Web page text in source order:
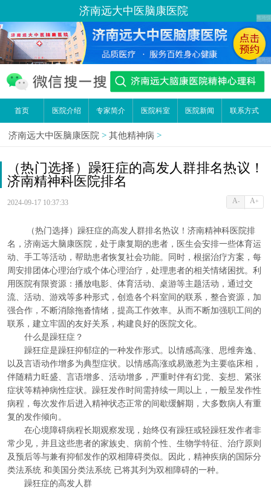
济南远大中医脑康医院
首页 医院介绍 专家简介 医院科室 医院新闻 联系方式
济南远大中医脑康医院 > 其他精神病 >
（热门选择）躁狂症的高发人群排名热议！
济南精神科医院排名
2024-09-17 10:37:33 A- A+
（热门选择）躁狂症的高发人群排名热议！济南精神科医院排
名，济南远大脑康医院，处于康复期的患者，医生会安排一些体育运
动、手工等活动，帮助患者恢复社会功能。同时，根据治疗方案，每
周安排团体心理治疗或个体心理治疗，处理患者的相关情绪困扰。利
用医院有限资源：播放电影、体育活动、桌游等主题活动，通过交
流、活动、游戏等多种形式，创造各个科室间的联系，整合资源，加
强合作，不断消除拖沓情绪，提高工作效率。从而不断加强职工间的
联系，建立牢固的友好关系，构建良好的医院文化。
什么是躁狂症？
躁狂症是躁狂抑郁症的一种发作形式。以情感高涨、思维奔逸、
以及言语动作增多为典型症状。以情感高涨或易激惹为主要临床相，
伴随精力旺盛、言语增多、活动增多，严重时伴有幻觉、妄想、紧张
症状等精神病性症状。躁狂发作时间需持续一周以上，一般呈发作性
病程，每次发作后进入精神状态正常的间歇缓解期，大多数病人有重
复的发作倾向。
在心境障碍病程长期观察发现，始终仅有躁狂或轻躁狂发作者非
常少见，并且这些患者的家族史、病前个性、生物学特征、治疗原则
及预后等与兼有抑郁发作的双相障碍类似。因此，精神疾病的国际分
类法系统 和美国分类法系统 已将其列为双相障碍的一种。
躁狂症的高发人群